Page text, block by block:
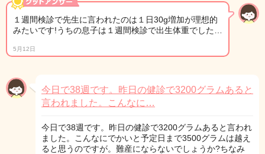
１週間検診で先生に言われたのは１日30g増加が理想的
みたいです!うちの息子は１週間検診で出生体重でした…
5月12日
今日で38週です。昨日の健診で3200グラムあると
言われました。こんなに…
今日で38週です。昨日の健診で3200グラムあると言われ
ました。こんなにでかいと予定日まで3500グラムは越え
ると思うのですが。難産にならないでしょうか?ちなみ